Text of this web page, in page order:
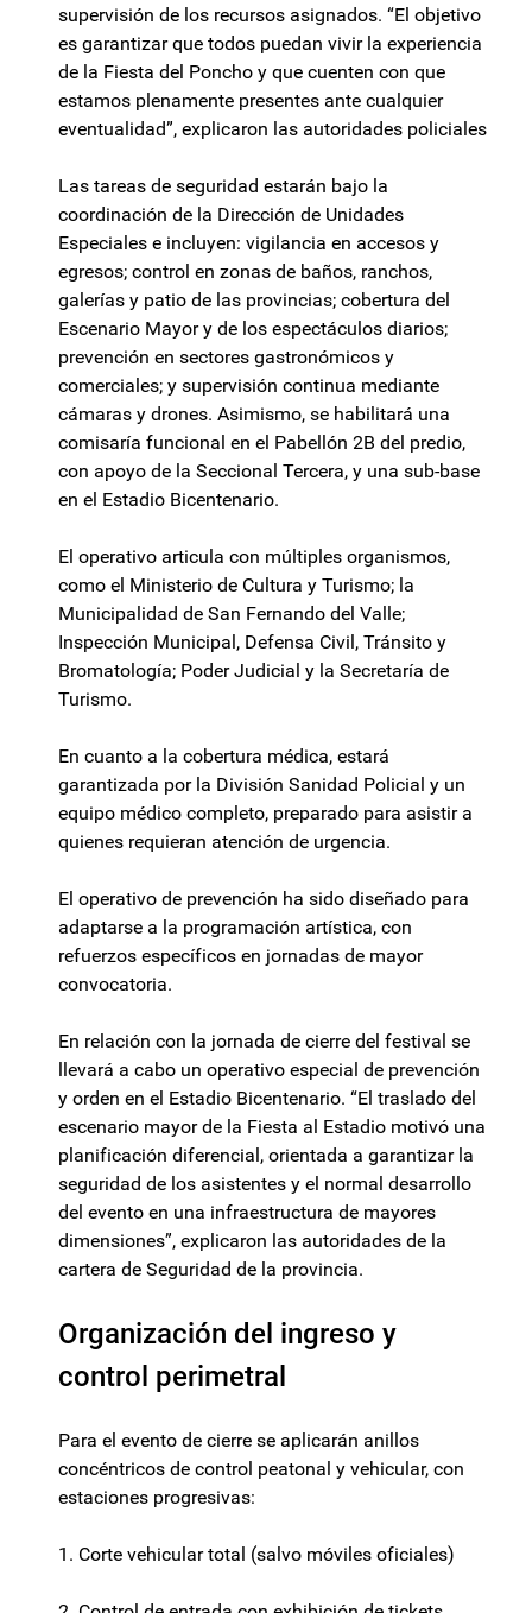
supervisión de los recursos asignados. “El objetivo
es garantizar que todos puedan vivir la experiencia
de la Fiesta del Poncho y que cuenten con que
estamos plenamente presentes ante cualquier
eventualidad”, explicaron las autoridades policiales
Las tareas de seguridad estarán bajo la
coordinación de la Dirección de Unidades
Especiales e incluyen: vigilancia en accesos y
egresos; control en zonas de baños, ranchos,
galerías y patio de las provincias; cobertura del
Escenario Mayor y de los espectáculos diarios;
prevención en sectores gastronómicos y
comerciales; y supervisión continua mediante
cámaras y drones. Asimismo, se habilitará una
comisaría funcional en el Pabellón 2B del predio,
con apoyo de la Seccional Tercera, y una sub-base
en el Estadio Bicentenario.
El operativo articula con múltiples organismos,
como el Ministerio de Cultura y Turismo; la
Municipalidad de San Fernando del Valle;
Inspección Municipal, Defensa Civil, Tránsito y
Bromatología; Poder Judicial y la Secretaría de
Turismo.
En cuanto a la cobertura médica, estará
garantizada por la División Sanidad Policial y un
equipo médico completo, preparado para asistir a
quienes requieran atención de urgencia.
El operativo de prevención ha sido diseñado para
adaptarse a la programación artística, con
refuerzos específicos en jornadas de mayor
convocatoria.
En relación con la jornada de cierre del festival se
llevará a cabo un operativo especial de prevención
y orden en el Estadio Bicentenario. “El traslado del
escenario mayor de la Fiesta al Estadio motivó una
planificación diferencial, orientada a garantizar la
seguridad de los asistentes y el normal desarrollo
del evento en una infraestructura de mayores
dimensiones”, explicaron las autoridades de la
cartera de Seguridad de la provincia.
Organización del ingreso y
control perimetral
Para el evento de cierre se aplicarán anillos
concéntricos de control peatonal y vehicular, con
estaciones progresivas:
1. Corte vehicular total (salvo móviles oficiales)